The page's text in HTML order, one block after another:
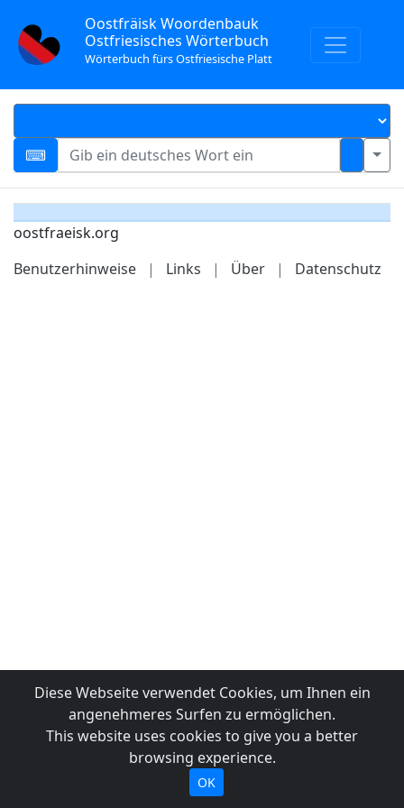
Oostfräisk Woordenbauk
Ostfriesisches Wörterbuch
Wörterbuch fürs Ostfriesische Platt
oostfraeisk.org
Benutzerhinweise
| Links | Über | Datenschutz
Diese Webseite verwendet Cookies, um Ihnen ein
angenehmeres Surfen zu ermöglichen.
This website uses cookies to give you a better
browsing experience.
OK